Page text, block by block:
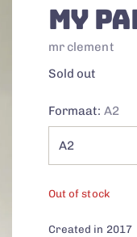
MY
mr clement
Regular
Sold out
Formaat: A2
Out of stock
Created in 2017